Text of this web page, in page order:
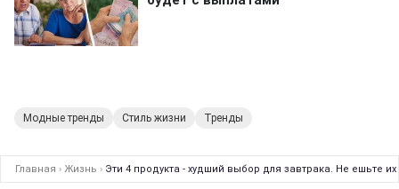
Модные тренды Стиль жизни Тренды
Главная › Жизнь › Эти 4 продукта - худший выбор для завтрака. Не ешьте